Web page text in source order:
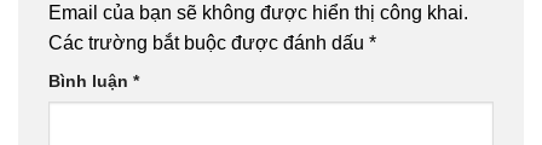
Email của bạn sẽ không được hiển thị công khai.
Các trường bắt buộc được đánh dấu *
Bình luận *